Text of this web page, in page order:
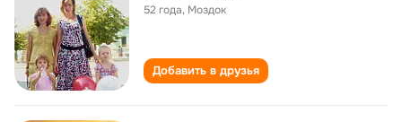
52 года, Моздок
Добавить в друзья